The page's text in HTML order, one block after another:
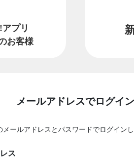
プリ
お客様
メールアドレスでログイン
メールアドレスとパスワードでログインし
ス